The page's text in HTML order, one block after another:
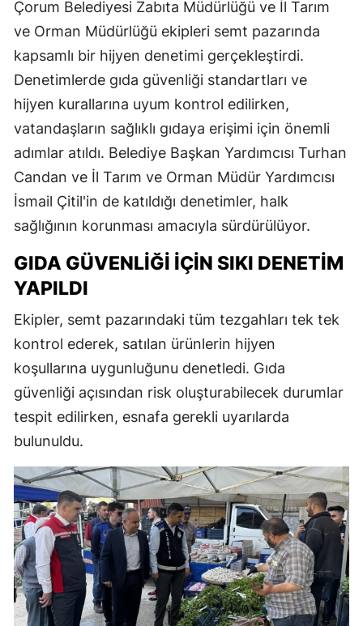
Çorum Belediyesi Zabıta Müdürlüğü ve İl Tarım
ve Orman Müdürlüğü ekipleri semt pazarında
kapsamlı bir hijyen denetimi gerçekleştirdi.
Denetimlerde gıda güvenliği standartları ve
hijyen kurallarına uyum kontrol edilirken,
vatandaşların sağlıklı gıdaya erişimi için önemli
adımlar atıldı. Belediye Başkan Yardımcısı Turhan
Candan ve İl Tarım ve Orman Müdür Yardımcısı
İsmail Çitil'in de katıldığı denetimler, halk
sağlığının korunması amacıyla sürdürülüyor.
GIDA GÜVENLIĞI İÇIN SIKI DENETIM
YAPILDI
Ekipler, semt pazarındaki tüm tezgahları tek tek
kontrol ederek, satılan ürünlerin hijyen
koşullarına uygunluğunu denetledi. Gıda
güvenliği açısından risk oluşturabilecek durumlar
tespit edilirken, esnafa gerekli uyarılarda
bulunuldu.